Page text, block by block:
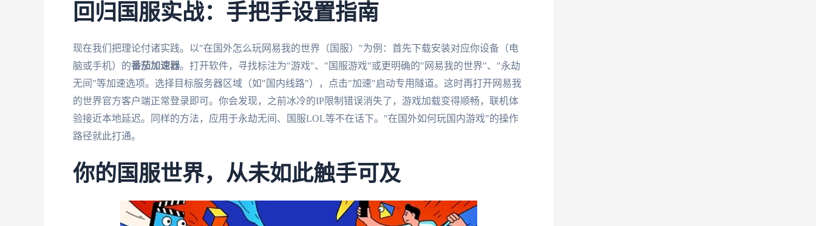
回归国服实战：手把手设置指南
现在我们把理论付诸实践。以"在国外怎么玩网易我的世界（国服）"为例：首先下载安装对应你设备（电
脑或手机）的番茄加速器。打开软件，寻找标注为"游戏"、"国服游戏"或更明确的"网易我的世界"、"永劫
无间"等加速选项。选择目标服务器区域（如"国内线路"），点击"加速"启动专用隧道。这时再打开网易我
的世界官方客户端正常登录即可。你会发现，之前冰冷的IP限制错误消失了，游戏加载变得顺畅，联机体
验接近本地延迟。同样的方法，应用于永劫无间、国服LOL等不在话下。"在国外如何玩国内游戏"的操作
路径就此打通。
你的国服世界，从未如此触手可及